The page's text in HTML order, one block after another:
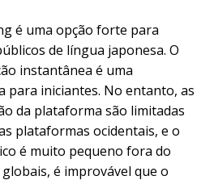
é uma opção forte para
de língua japonesa. O
instantânea é uma
para iniciantes. No entanto, as
da plataforma são limitadas
plataformas ocidentais, e o
é muito pequeno fora do
é improvável que o